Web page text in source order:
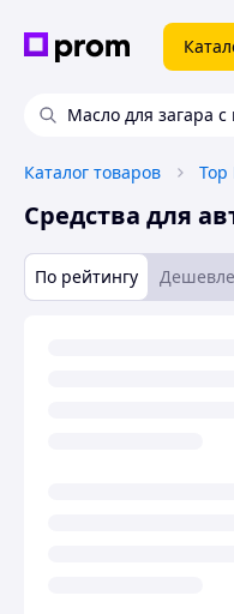
Масло для загара
Каталог товаров Top
Средства для
По рейтингу Дешевле